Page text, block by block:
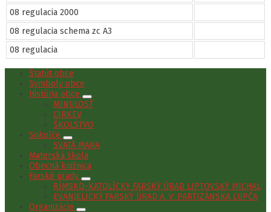
08 regulacia 2000
08 regulacia schema zc A3
08 regulacia
Štatút obce
Symboly obce
História obce
MINULOSŤ
CIRKEV
ŠKOLSTVO
Sokolče
SVÄTÁ MARA
Materská škola
Obecná knižnica
Farské úrady
RÍMSKO-KATOLÍCKY FARSKÝ ÚRAD LIPTOVSKÝ MICHAL
EVANJELICKÝ FARSKÝ ÚRAD A. V. PARTIZÁNSKA ĽUPČA
Organizácie